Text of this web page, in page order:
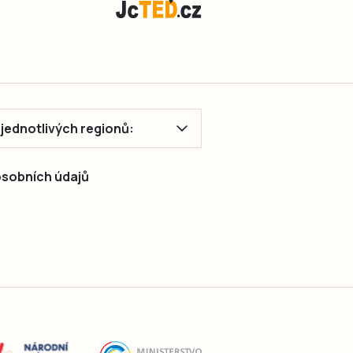
regionů:
údajů